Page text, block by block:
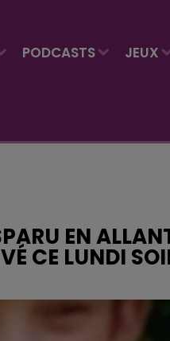
PODCASTS JEUX
EN
CE LUNDI